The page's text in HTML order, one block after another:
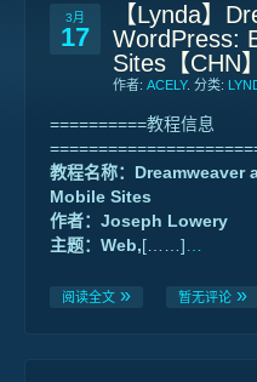
3月
17
【Lynda】
WordPress:
Sites【CHN
作者: ACELY. 分类:
==========教程信息
教程名称：
Mobile Sites
作者：Joseph Lowery
主题：Web,[……]
阅读全文 暂无评论